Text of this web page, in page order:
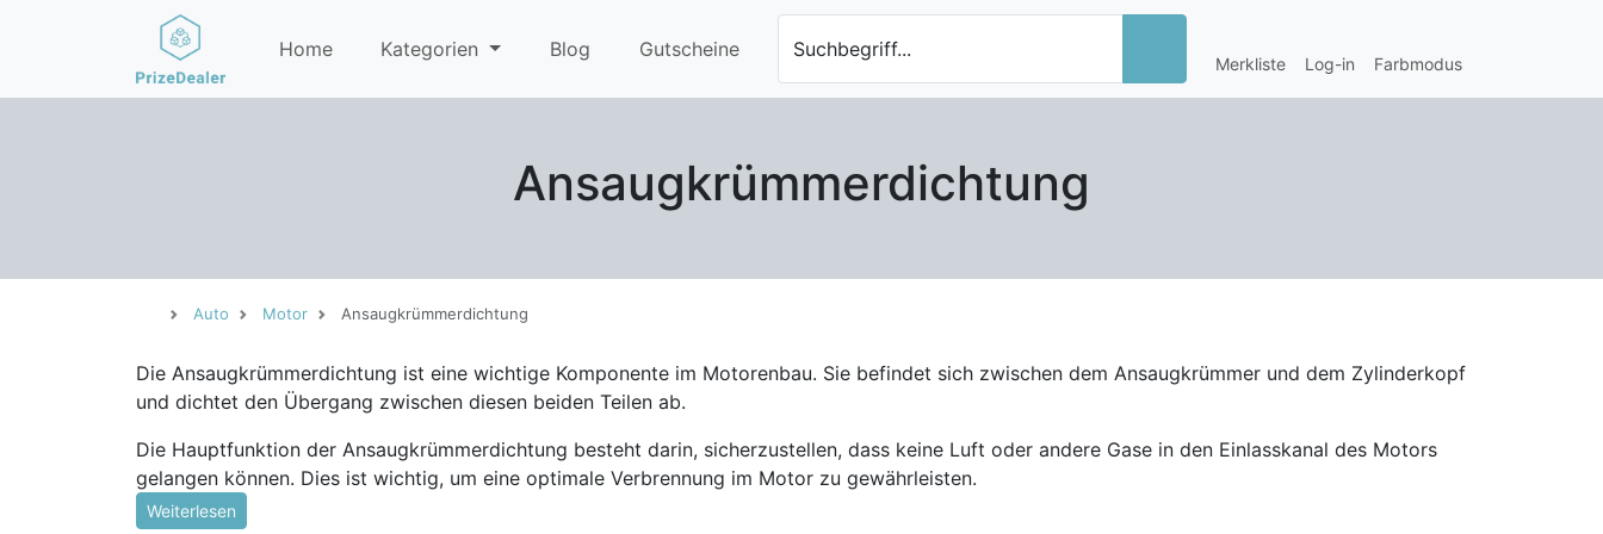
Merkliste Log-in Farbmodus
Home Kategorien Blog Gutscheine Suchbegriff...
Ansaugkrümmerdichtung
Auto Motor Ansaugkrümmerdichtung
Die Ansaugkrümmerdichtung ist eine wichtige Komponente im Motorenbau. Sie befindet sich zwischen dem Ansaugkrümmer und dem Zylinderkopf
und dichtet den Übergang zwischen diesen beiden Teilen ab.
Die Hauptfunktion der Ansaugkrümmerdichtung besteht darin, sicherzustellen, dass keine Luft oder andere Gase in den Einlasskanal des Motors
gelangen können. Dies ist wichtig, um eine optimale Verbrennung im Motor zu gewährleisten.
Da die Ansaugkrümmerdichtung Temperaturen und Drücken ausgesetzt ist, muss sie aus hochwertigen Materialien hergestellt werden, die
Weiterlesen